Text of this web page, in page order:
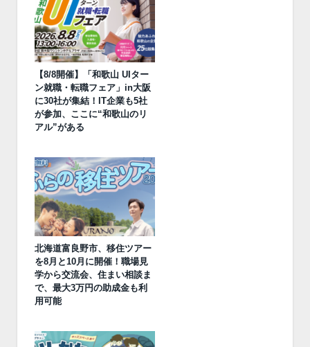
【8/8開催】「和歌山 UIター
ン就職・転職フェア」in大阪
に30社が集結！IT企業も5社
が参加、ここに“和歌山のリ
アル”がある
北海道富良野市、移住ツアー
を8月と10月に開催！職場見
学から交流会、住まい相談ま
で、最大3万円の助成金も利
用可能